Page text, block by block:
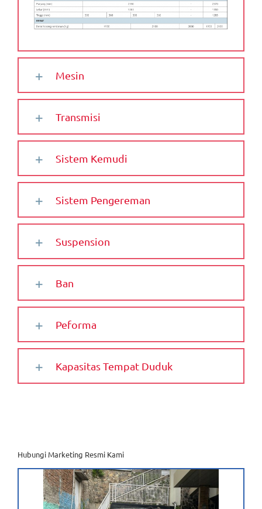
Mesin
Transmisi
Sistem Kemudi
Sistem Pengereman
Suspension
Ban
Peforma
Kapasitas Tempat Duduk
Hubungi Marketing Resmi Kami